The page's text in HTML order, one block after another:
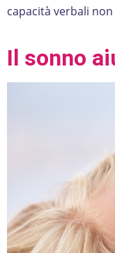
capacità verbali
Il sonno